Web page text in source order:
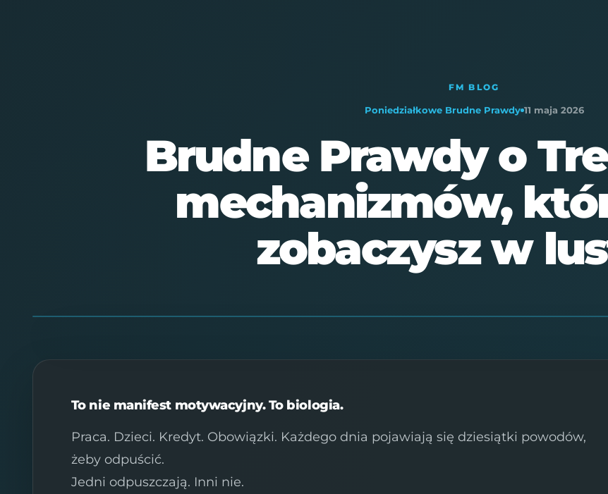
FM BLOG
Poniedziałkowe Brudne Prawdy 11 maja 2026
Brudne Prawdy o
mechanizmów,
zobaczysz w
To nie manifest motywacyjny. To biologia.
Praca. Dzieci. Kredyt. Obowiązki. Każdego dnia pojawiają się dziesiątki powodów,
żeby odpuścić.
Jedni odpuszczają. Inni nie.